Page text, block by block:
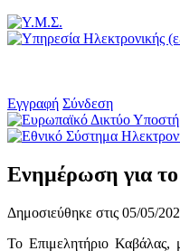
Εγγραφή Σύνδεση
Ενημέρωση για
Δημοσιεύθηκε στις 05/05/
Το Επιμελητήριο Καβάλας,